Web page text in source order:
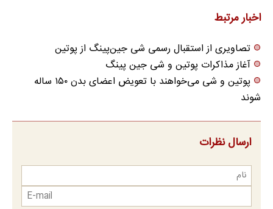
اخبار مرتبط
تصاویری از استقبال رسمی شی جین‌پینگ از پوتین
آغاز مذاکرات پوتین و شی جین پینگ
پوتین و شی می‌خواهند با تعویض اعضای بدن ۱۵۰ ساله
شوند
ارسال نظرات